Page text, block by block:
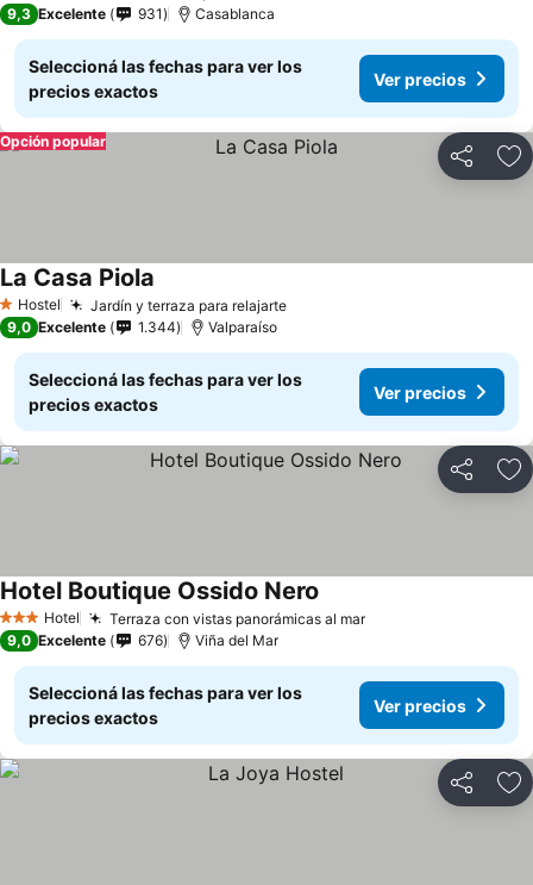
9,3 Excelente 931 Casablanca
Seleccioná las fechas para ver los
precios exactos
Ver precios
Compartir
Opción popular
1 Estrellas
Hostel Jardín y terraza para relajarte
La Casa Piola
9,0 Excelente 1.344 Valparaíso
Seleccioná las fechas para ver los
precios exactos
Ver precios
Compartir
3 Estrellas
Hotel Terraza con vistas panorámicas al mar
Hotel Boutique Ossido Nero
9,0 Excelente 676 Viña del Mar
Seleccioná las fechas para ver los
precios exactos
Ver precios
Compartir